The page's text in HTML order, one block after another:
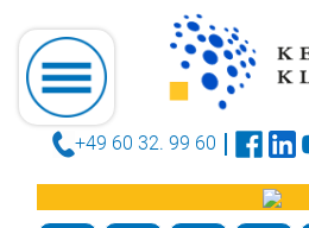
+49 60 32. 99 60